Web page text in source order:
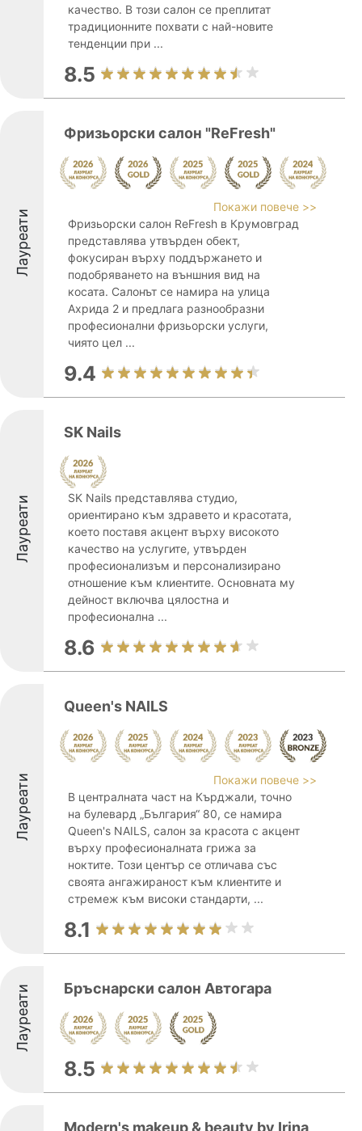
качество. В този салон се преплитат
традиционните похвати с най-новите
тенденции при ...
8.5
Лауреати
Фризьорски салон "ReFresh"
Покажи повече >>
Фризьорски салон ReFresh в Крумовград
представлява утвърден обект,
фокусиран върху поддържането и
подобряването на външния вид на
косата. Салонът се намира на улица
Ахрида 2 и предлага разнообразни
професионални фризьорски услуги,
чиято цел ...
9.4
Лауреати
SK Nails
SK Nails представлява студио,
ориентирано към здравето и красотата,
което поставя акцент върху високото
качество на услугите, утвърден
професионализъм и персонализирано
отношение към клиентите. Основната му
дейност включва цялостна и
професионална ...
8.6
Лауреати
Queen's NAILS
Покажи повече >>
В централната част на Кърджали, точно
на булевард „България“ 80, се намира
Queen's NAILS, салон за красота с акцент
върху професионалната грижа за
ноктите. Този център се отличава със
своята ангажираност към клиентите и
стремеж към високи стандарти, ...
8.1
Лауреати Бръснарски салон Автогара
8.5
Modern's makeup & beauty by Irina